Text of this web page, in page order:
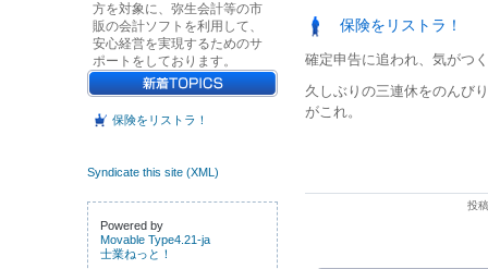
方を対象に、弥生会計等の市
販の会計ソフトを利用して、
安心経営を実現するためのサ
ポートをしております。
保険をリストラ！
Syndicate this site (XML)
Powered by
Movable Type4.21-ja
士業ねっと！
保険をリストラ！
確定申告に追われ、気がつ
久しぶりの三連休をのんび
がこれ。
投